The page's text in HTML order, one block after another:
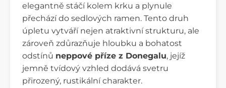
elegantně stáčí kolem krku a plynule
přechází do sedlových ramen. Tento druh
úpletu vytváří nejen atraktivní strukturu, ale
zároveň zdůrazňuje hloubku a bohatost
odstínů neppové příze z Donegalu, jejíž
jemně tvídový vzhled dodává svetru
přirozený, rustikální charakter.